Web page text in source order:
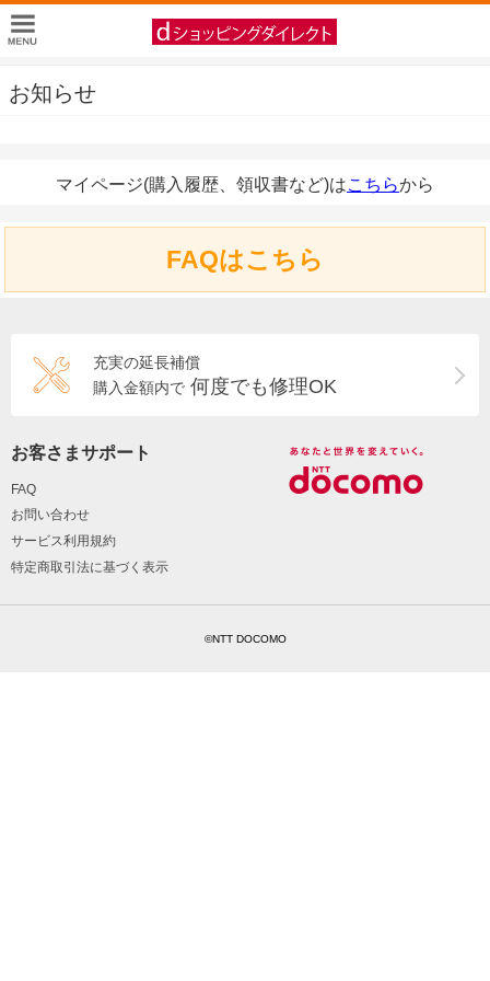
お知らせ
マイページ(購入履歴、領収書など)はこちらから
FAQはこちら
充実の延長補償
購入金額内で 何度でも修理OK
お客さまサポート
FAQ
お問い合わせ
サービス利用規約
特定商取引法に基づく表示
©NTT DOCOMO